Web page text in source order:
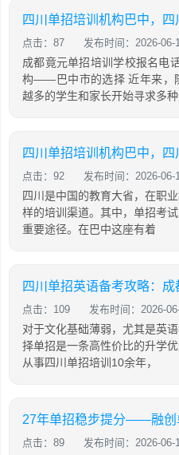
点击：87 发布时间：2026-06-
成都竟元单招培训学校报名电
构——巴中市的选择 近年来，
越多的学生和家长开始寻求多
点击：92 发布时间：2026-06-
四川是中国的教育大省，在职
样的培训渠道。其中，单招考
重要途径。在巴中这座有着
点击：109 发布时间：2026-
对于文化基础薄弱，尤其是英
择单招是一条高性价比的升学
从事四川单招培训10余年，
点击：89 发布时间：2026-06-